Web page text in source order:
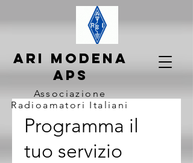
ARI MODENA
APS
Associazione
Radioamatori Italiani
Programma il
tuo servizio